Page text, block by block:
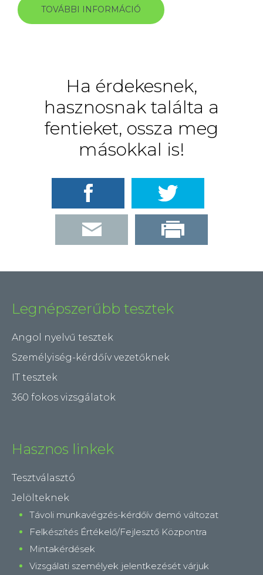
TOVÁBBI INFORMÁCIÓ VISELKEDÉS
VEZETŐK
SZAKÉRTŐK
TARTALOMMAL
KAPCSOLATOSAN
Ha érdekesnek,
hasznosnak találta a
fentieket, ossza meg
másokkal is!
Legnépszerűbb tesztek
Angol nyelvű tesztek
Személyiség-kérdőív vezetőknek
IT tesztek
360 fokos vizsgálatok
Hasznos linkek
Tesztválasztó
Jelölteknek
Távoli munkavégzés-kérdőív demó változat
Felkészítés Értékelő/Fejlesztő Központra
Mintakérdések
Vizsgálati személyek jelentkezését várjuk